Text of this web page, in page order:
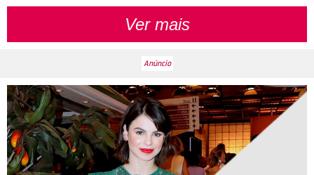
Ver mais